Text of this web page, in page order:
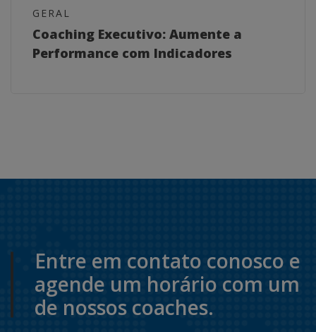
GERAL
Coaching Executivo: Aumente a
Performance com Indicadores
Entre em contato conosco e
agende um horário com um
de nossos coaches.